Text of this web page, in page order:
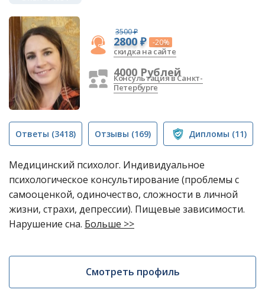
3500 ₽
2800 ₽ -20%
скидка на сайте
4000 Рублей
Консультация в Санкт-
Петербурге
Ответы (3418) Отзывы (169) Дипломы (11)
Медицинский психолог. Индивидуальное
психологическое консультирование (проблемы с
самооценкой, одиночество, сложности в личной
жизни, страхи, депрессии). Пищевые зависимости.
Нарушение сна. Больше >>
Смотреть профиль